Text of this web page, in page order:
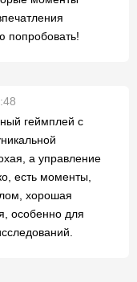
попробовать!
геймплей с
а управление
есть моменты,
хорошая
особенно для